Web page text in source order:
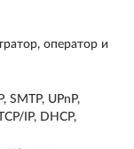
оператор и
SMTP, UPnP,
IP, DHCP,